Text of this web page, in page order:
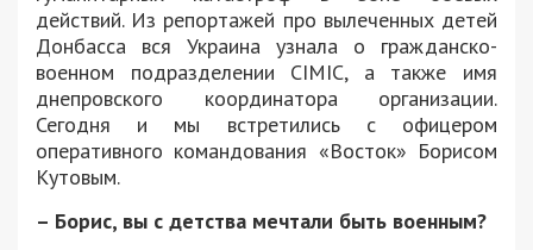
действий. Из репортажей про вылеченных детей
Донбасса вся Украина узнала о гражданско-
военном подразделении CIMIC, а также имя
днепровского координатора организации.
Сегодня и мы встретились с офицером
оперативного командования «Восток» Борисом
Кутовым.
– Борис, вы с детства мечтали быть военным?